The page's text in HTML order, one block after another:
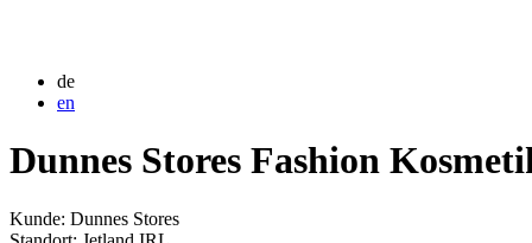
de
en
Dunnes Stores Fashion
Kunde: Dunnes Stores